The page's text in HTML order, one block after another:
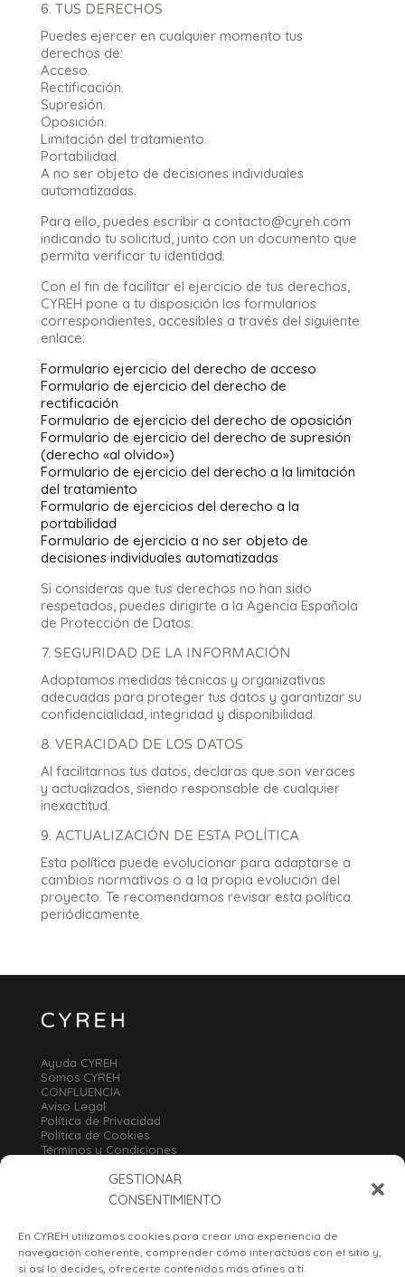
GESTIONAR
CONSENTIMIENTO
En CYREH utilizamos cookies para crear una experiencia de
navegación coherente, comprender cómo interactúas con el sitio y,
si así lo decides, ofrecerte contenidos más afines a ti.
6. TUS DERECHOS
Puedes ejercer en cualquier momento tus
derechos de:
Acceso.
Rectificación.
Supresión.
Oposición.
Limitación del tratamiento.
Portabilidad.
A no ser objeto de decisiones individuales
automatizadas.
Para ello, puedes escribir a contacto@cyreh.com
indicando tu solicitud, junto con un documento que
permita verificar tu identidad.
Con el fin de facilitar el ejercicio de tus derechos,
CYREH pone a tu disposición los formularios
correspondientes, accesibles a través del siguiente
enlace:
Formulario ejercicio del derecho de acceso
Formulario de ejercicio del derecho de
rectificación
Formulario de ejercicio del derecho de oposición
Formulario de ejercicio del derecho de supresión
(derecho «al olvido»)
Formulario de ejercicio del derecho a la limitación
del tratamiento
Formulario de ejercicios del derecho a la
portabilidad
Formulario de ejercicio a no ser objeto de
decisiones individuales automatizadas
Si consideras que tus derechos no han sido
respetados, puedes dirigirte a la Agencia Española
de Protección de Datos.
7. SEGURIDAD DE LA INFORMACIÓN
Adoptamos medidas técnicas y organizativas
adecuadas para proteger tus datos y garantizar su
confidencialidad, integridad y disponibilidad.
8. VERACIDAD DE LOS DATOS
Al facilitarnos tus datos, declaras que son veraces
y actualizados, siendo responsable de cualquier
inexactitud.
9. ACTUALIZACIÓN DE ESTA POLÍTICA
Esta política puede evolucionar para adaptarse a
cambios normativos o a la propia evolución del
proyecto. Te recomendamos revisar esta política
periódicamente.
Ayuda CYREH
Somos CYREH
CONFLUENCIA
Aviso Legal
Política de Privacidad
Política de Cookies
Términos y Condiciones
Política de Devolución
Código de Transparencia
Portal CYREH
Cuando lo nuevo encuentra su